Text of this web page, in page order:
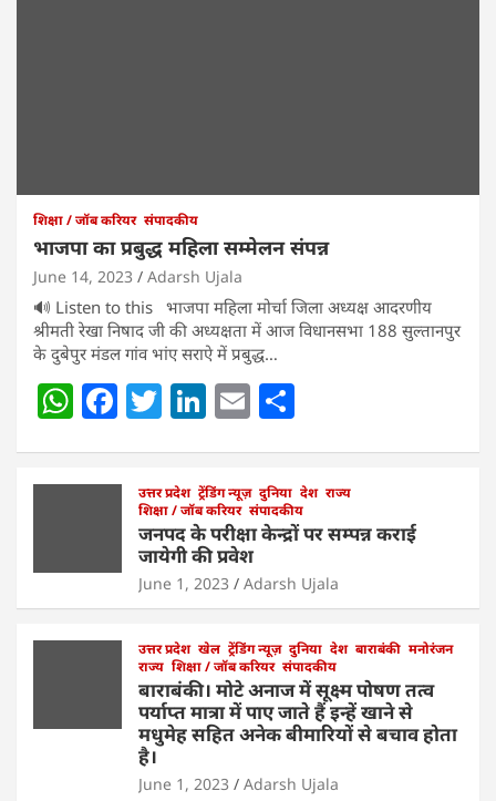
शिक्षा / जॉब करियर संपादकीय
भाजपा का प्रबुद्ध महिला सम्मेलन संपन्न
June 14, 2023 Adarsh Ujala
🔊 Listen to this भाजपा महिला मोर्चा जिला अध्यक्ष आदरणीय
श्रीमती रेखा निषाद जी की अध्यक्षता में आज विधानसभा 188 सुल्तानपुर
के दुबेपुर मंडल गांव भांए सराऐ में प्रबुद्ध…
W
at
p
p
F
c
b
o
o
k
T
er
Li
e
dI
n
E
l e
उत्तर प्रदेश ट्रेंडिंग न्यूज़ दुनिया देश राज्य
शिक्षा / जॉब करियर संपादकीय
जनपद के परीक्षा केन्द्रों पर सम्पन्न कराई
जायेगी की प्रवेश
June 1, 2023 Adarsh Ujala
उत्तर प्रदेश खेल ट्रेंडिंग न्यूज़ दुनिया देश बाराबंकी मनोरंजन
राज्य शिक्षा / जॉब करियर संपादकीय
बाराबंकी। मोटे अनाज में सूक्ष्म पोषण तत्व
पर्याप्त मात्रा में पाए जाते हैं इन्हें खाने से
मधुमेह सहित अनेक बीमारियों से बचाव होता
है।
June 1, 2023 Adarsh Ujala